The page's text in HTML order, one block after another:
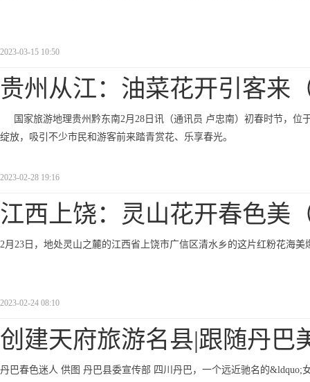
2023-03-15 10:50
贵州从江：油菜花开引客来
国家旅游地理贵州黔东南2月28日讯（通讯员 卢忠南）初春时节，
绽放，吸引不少市民和游客前来踏青赏花、乐享春光。
2023-02-28 19:16
江西上饶：灵山花开春色美
2月23日，地处灵山之麓的江西省上饶市广信区清水乡的这片红粉花海
2023-02-24 08:10
创建天府旅游名县|跟随丹巴
丹巴春色迷人 供图 丹巴县委宣传部 四川丹巴，一个远近驰名的